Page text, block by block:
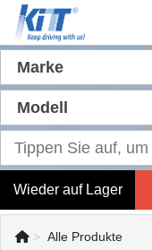
Marke
Modell
Wieder auf Lager
Alle Produkte